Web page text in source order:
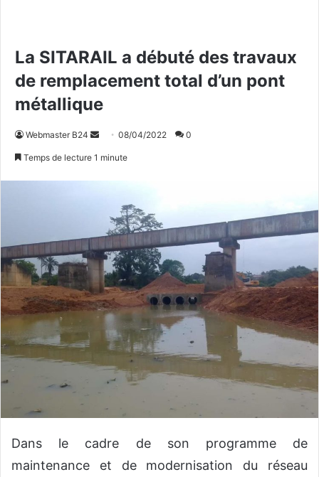
La SITARAIL a débuté des travaux
de remplacement total d’un pont
métallique
Webmaster B24
r
n
c
o
08/04/2022 0
Temps de lecture 1 minute
Dans le cadre de son programme de
maintenance et de modernisation du réseau